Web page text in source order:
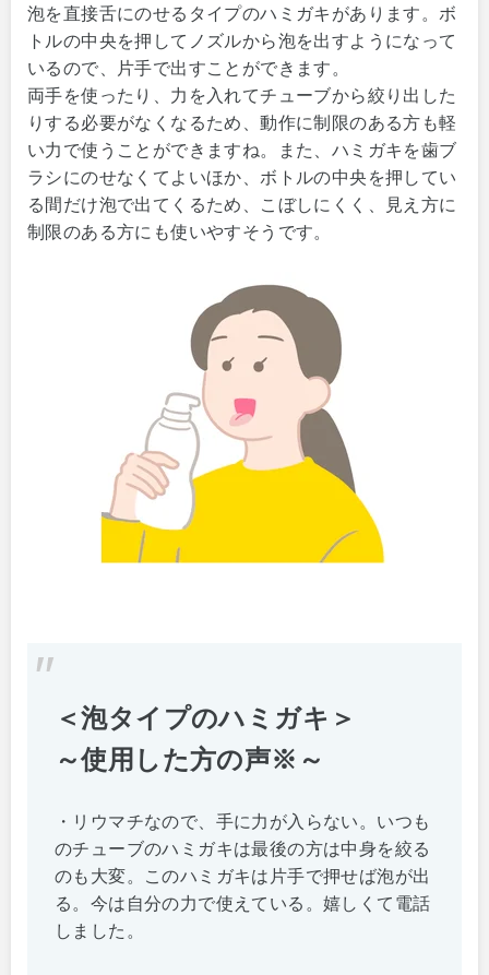
泡を直接舌にのせるタイプのハミガキがあります。ボ
トルの中央を押してノズルから泡を出すようになって
いるので、片手で出すことができます。
両手を使ったり、力を入れてチューブから絞り出した
りする必要がなくなるため、動作に制限のある方も軽
い力で使うことができますね。また、ハミガキを歯ブ
ラシにのせなくてよいほか、ボトルの中央を押してい
る間だけ泡で出てくるため、こぼしにくく、見え方に
制限のある方にも使いやすそうです。
＜泡タイプのハミガキ＞
～使用した方の声※～
・リウマチなので、手に力が入らない。いつも
のチューブのハミガキは最後の方は中身を絞る
のも大変。このハミガキは片手で押せば泡が出
る。今は自分の力で使えている。嬉しくて電話
しました。